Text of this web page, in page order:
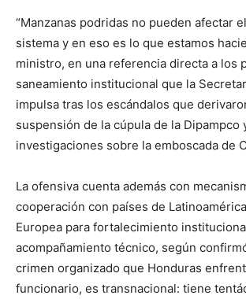
“Manzanas podridas no pueden afectar
sistema y en eso es lo que estamos
ministro, en una referencia directa a los
saneamiento institucional que la
impulsa tras los escándalos que
suspensión de la cúpula de la Dipampco
investigaciones sobre la emboscada de
La ofensiva cuenta además con
cooperación con países de
Europea para fortalecimiento
acompañamiento técnico, según
crimen organizado que Honduras
funcionario, es transnacional: tiene